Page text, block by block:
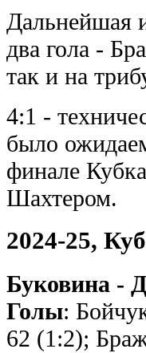
Дальнейшая
два гола -
так и на
4:1 -
было
финале
Шахтером.
2024-25,
Буковина -
Голы:
62 (1:2);